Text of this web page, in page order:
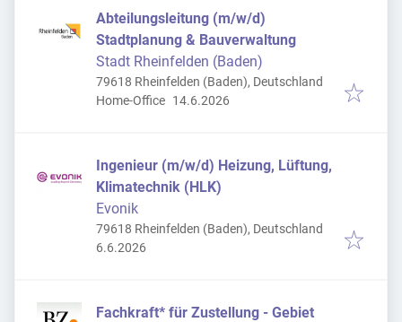
Abteilungsleitung (m/w/d)
Stadtplanung & Bauverwaltung
Stadt Rheinfelden (Baden)
79618 Rheinfelden (Baden), Deutschland
Home-Office Veröffentlicht
14.6.2026
Ingenieur (m/w/d) Heizung, Lüftung,
Klimatechnik (HLK)
Evonik
79618 Rheinfelden (Baden), Deutschland
Veröffentlicht
6.6.2026
Fachkraft* für Zustellung - Gebiet